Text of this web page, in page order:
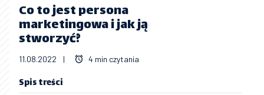
Co to jest persona
marketingowa i jak ją
stworzyć?
11.08.2022 | 4 min czytania
Spis treści